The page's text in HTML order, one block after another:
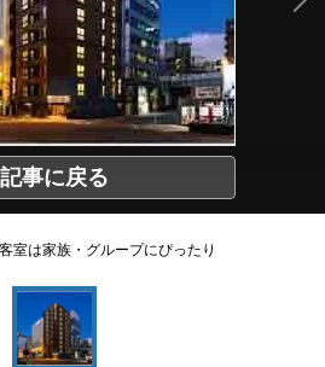
記事に戻る
室は家族・グループにぴったり